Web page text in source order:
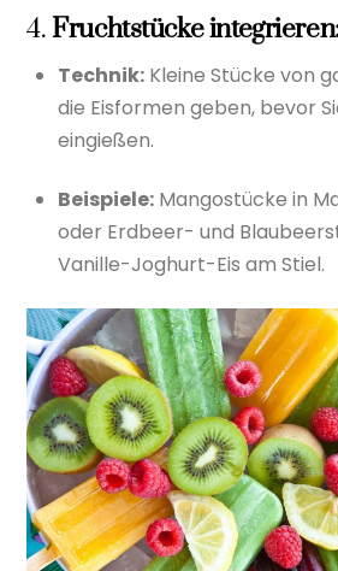
4.Fruchtstücke
Technik: Kleine Stücke von
die Eisformen geben, bevor
eingießen.
Beispiele: Mangostücke in
oder Erdbeer- und
Vanille-Joghurt-Eis am Stiel.